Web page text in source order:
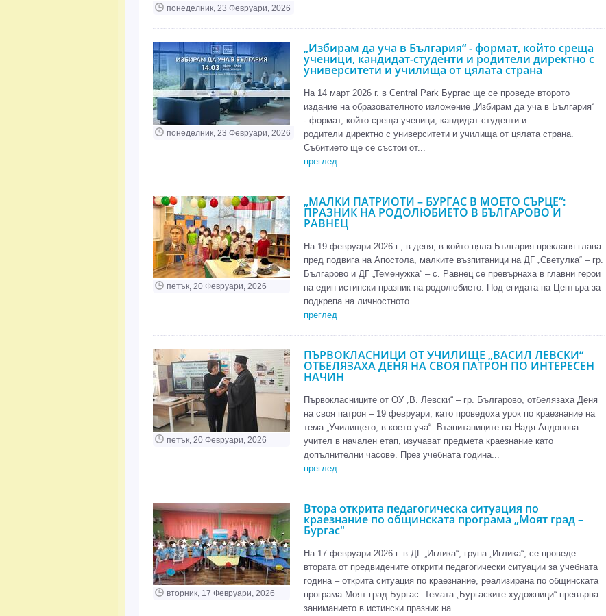
понеделник, 23 Февруари, 2026
понеделник, 23 Февруари, 2026
„Избирам да уча в България“ - формат, който среща
ученици, кандидат-студенти и родители директно с
университети и училища от цялата страна
На 14 март 2026 г. в Central Park Бургас ще се проведе второто
издание на образователното изложение „Избирам да уча в България“
- формат, който среща ученици, кандидат-студенти и
родители директно с университети и училища от цялата страна.
Събитието ще се състои от...
преглед
петък, 20 Февруари, 2026
„МАЛКИ ПАТРИОТИ – БУРГАС В МОЕТО СЪРЦЕ“:
ПРАЗНИК НА РОДОЛЮБИЕТО В БЪЛГАРОВО И
РАВНЕЦ
На 19 февруари 2026 г., в деня, в който цяла България прекланя глава
пред подвига на Апостола, малките възпитаници на ДГ „Светулка“ – гр.
Българово и ДГ „Теменужка“ – с. Равнец се превърнаха в главни герои
на един истински празник на родолюбието. Под егидата на Центъра за
подкрепа на личностното...
преглед
петък, 20 Февруари, 2026
ПЪРВОКЛАСНИЦИ ОТ УЧИЛИЩЕ „ВАСИЛ ЛЕВСКИ“
ОТБЕЛЯЗАХА ДЕНЯ НА СВОЯ ПАТРОН ПО ИНТЕРЕСЕН
НАЧИН
Първокласниците от ОУ „В. Левски“ – гр. Българово, отбелязаха Деня
на своя патрон – 19 февруари, като проведоха урок по краезнание на
тема „Училището, в което уча“. Възпитаниците на Надя Андонова –
учител в начален етап, изучават предмета краезнание като
допълнителни часове. През учебната година...
преглед
вторник, 17 Февруари, 2026
Втора открита педагогическа ситуация по
краезнание по общинската програма „Моят град –
Бургас"
На 17 февруари 2026 г. в ДГ „Иглика“, група „Иглика“, се проведе
втората от предвидените открити педагогически ситуации за учебната
година – открита ситуация по краезнание, реализирана по общинската
програма Моят град Бургас. Темата „Бургаските художници“ превърна
заниманието в истински празник на...